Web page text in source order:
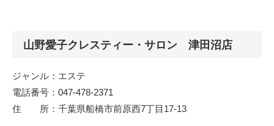
山野愛子クレスティー・サロン 津田沼店
ジャンル：エステ
電話番号：047-478-2371
住 所：千葉県船橋市前原西7丁目17-13